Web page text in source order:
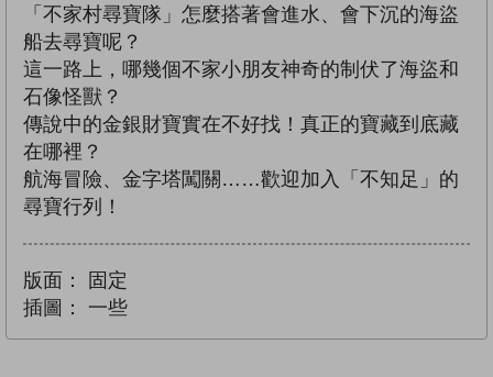
「不家村尋寶隊」怎麼搭著會進水、會下沉的海盜
船去尋寶呢？
這一路上，哪幾個不家小朋友神奇的制伏了海盜和
石像怪獸？
傳說中的金銀財寶實在不好找！真正的寶藏到底藏
在哪裡？
航海冒險、金字塔闖關……歡迎加入「不知足」的
尋寶行列！
版面：
固定
插圖：
一些